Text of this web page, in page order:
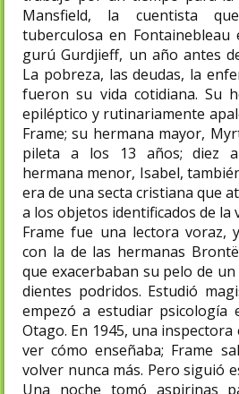
Mansfield, la cuentista
tuberculosa en
gurú Gurdjieff, un año antes
La pobreza, las deudas, la
fueron su vida cotidiana. Su
epiléptico y rutinariamente
Frame; su hermana mayor,
pileta a los 13 años; diez
hermana menor, Isabel,
era de una secta cristiana que
a los objetos identificados de la
Frame fue una lectora voraz,
con la de las hermanas
que exacerbaban su pelo de
dientes podridos. Estudió
empezó a estudiar psicología
Otago. En 1945, una
ver cómo enseñaba; Frame
volver nunca más. Pero siguió
Una noche tomó aspirinas